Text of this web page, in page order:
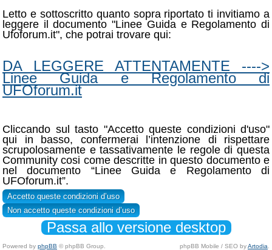
Letto e sottoscritto quanto sopra riportato ti invitiamo a
leggere il documento "Linee Guida e Regolamento di
Ufoforum.it", che potrai trovare qui:
DA LEGGERE ATTENTAMENTE ---->
Linee Guida e Regolamento di
UFOforum.it
Cliccando sul tasto "Accetto queste condizioni d'uso"
qui in basso, confermerai l’intenzione di rispettare
scrupolosamente e tassativamente le regole di questa
Community cosi come descritte in questo documento e
nel documento “Linee Guida e Regolamento di
UFOforum.it”.
Passa allo versione desktop
Powered by phpBB © phpBB Group. phpBB Mobile / SEO byArtodia